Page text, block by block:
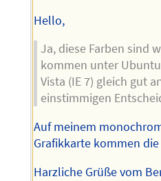
Hello,
Ja, diese Farben sind
kommen unter
Vista (IE 7) gleich gut
einstimmigen
Auf meinem
Grafikkarte kommen
Harzliche Grüße vom